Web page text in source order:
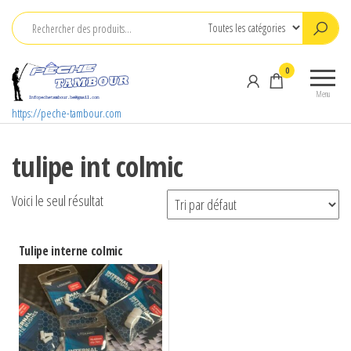
Aller
https://peche-tambour.com
Menu
0
tulipe int colmic
Voici le seul résultat
Tulipe interne colmic